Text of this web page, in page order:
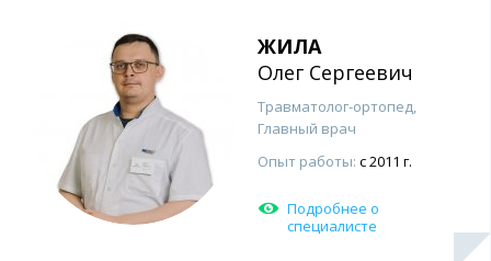
ЖИЛА
Олег Сергеевич
Травматолог-ортопед,
Главный врач
Опыт работы: с 2011 г.
Подробнее о
специалисте